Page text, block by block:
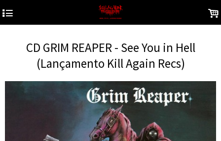
4 .
CD GRIM REAPER - See You in Hell
(Lançamento Kill Again Recs)